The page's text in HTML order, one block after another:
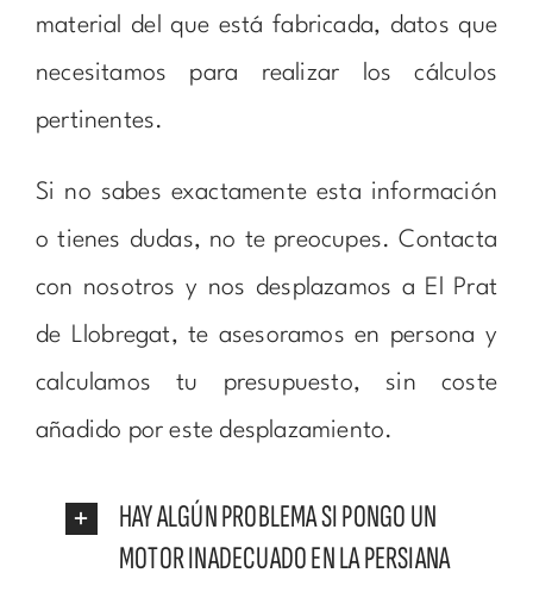
material del que está fabricada, datos que
necesitamos para realizar los cálculos
pertinentes.
Si no sabes exactamente esta información
o tienes dudas, no te preocupes. Contacta
con nosotros y nos desplazamos a El Prat
de Llobregat, te asesoramos en persona y
calculamos tu presupuesto, sin coste
añadido por este desplazamiento.
HAY ALGÚN PROBLEMA SI PONGO UN
MOTOR INADECUADO EN LA PERSIANA